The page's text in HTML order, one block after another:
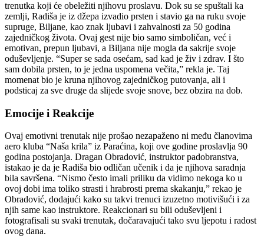
trenutka koji će obeležiti njihovu proslavu. Dok su se spuštali ka
zemlji, Radiša je iz džepa izvadio prsten i stavio ga na ruku svoje
supruge, Biljane, kao znak ljubavi i zahvalnosti za 50 godina
zajedničkog života. Ovaj gest nije bio samo simboličan, već i
emotivan, prepun ljubavi, a Biljana nije mogla da sakrije svoje
oduševljenje. “Super se sada osećam, sad kad je živ i zdrav. I što
sam dobila prsten, to je jedna uspomena večita,” rekla je. Taj
momenat bio je kruna njihovog zajedničkog putovanja, ali i
podsticaj za sve druge da slijede svoje snove, bez obzira na dob.
Emocije i Reakcije
Ovaj emotivni trenutak nije prošao nezapaženo ni među članovima
aero kluba “Naša krila” iz Paraćina, koji ove godine proslavlja 90
godina postojanja. Dragan Obradović, instruktor padobranstva,
istakao je da je Radiša bio odličan učenik i da je njihova saradnja
bila savršena. “Nismo često imali priliku da vidimo nekoga ko u
ovoj dobi ima toliko strasti i hrabrosti prema skakanju,” rekao je
Obradović, dodajući kako su takvi trenuci izuzetno motivišući i za
njih same kao instruktore. Reakcionari su bili oduševljeni i
fotografisali su svaki trenutak, dočaravajući tako svu ljepotu i radost
ovog dana.